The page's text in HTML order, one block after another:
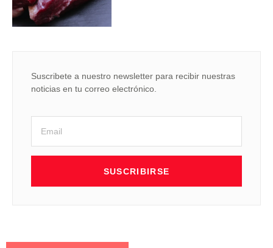
Suscribete a nuestro newsletter para recibir nuestras
noticias en tu correo electrónico.
SUSCRIBIRSE